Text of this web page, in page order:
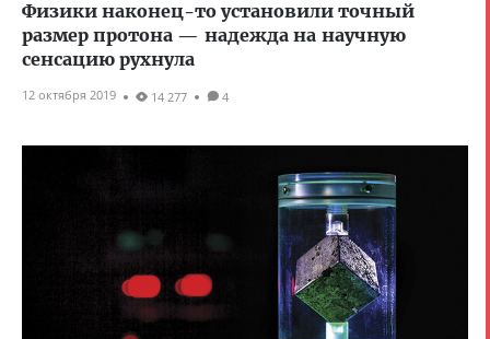
Физики наконец-то установили точный
размер протона — надежда на научную
сенсацию рухнула
12 октября 2019 14 277 4